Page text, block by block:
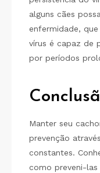
alguns cães
enfermidade,
vírus é capaz de
por períodos
Manter seu
prevenção
constantes.
como preveni-